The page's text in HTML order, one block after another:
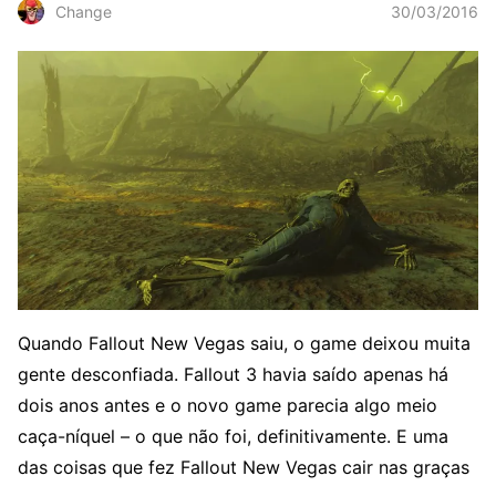
Change 30/03/2016
Quando Fallout New Vegas saiu, o game deixou muita
gente desconfiada. Fallout 3 havia saído apenas há
dois anos antes e o novo game parecia algo meio
caça-níquel – o que não foi, definitivamente. E uma
das coisas que fez Fallout New Vegas cair nas graças